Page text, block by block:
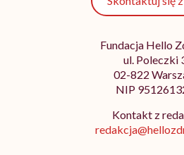
Fundacja Hello
ul. Poleczki
02-822
NIP
Kontakt z